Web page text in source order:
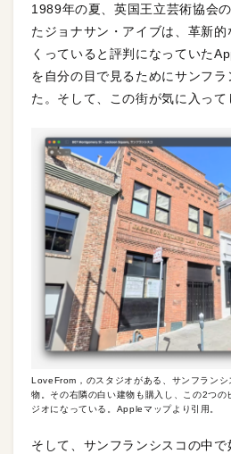
1989年の夏、英国王立芸術協会
たジョナサン・アイブは、革新
くっていると評判になっていた
を自分の目で見るためにサンフラ
た。そして、この街が気に入って
LoveFrom，のスタジオがある、サンフラン
物。その右隣の白い建物も購入し、この2つ
ジオになっている。Appleマップより引用。
そして、サンフランシスコの中